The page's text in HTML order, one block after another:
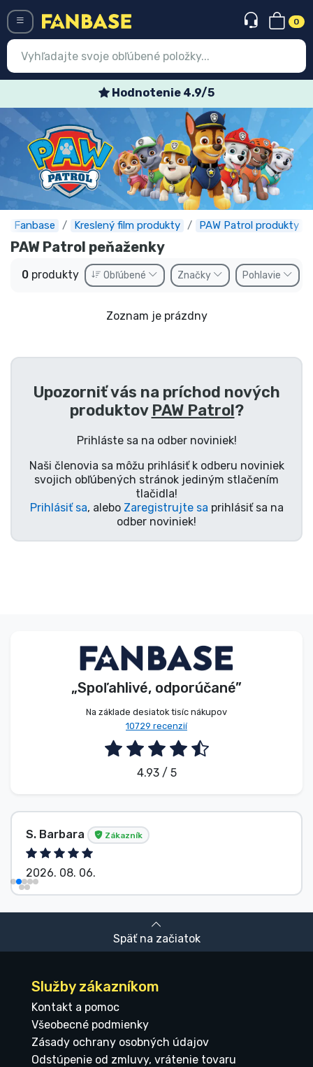
0
Hodnotenie 4.9/5
Fanbase Kreslený film produkty PAW Patrol produkty
PAW Patrol peňaženky
0 produkty Obľúbené Značky Pohlavie
Zoznam je prázdny
Upozorniť vás na príchod nových
produktov PAW Patrol?
Prihláste sa na odber noviniek!
Naši členovia sa môžu prihlásiť k odberu noviniek
svojich obľúbených stránok jediným stlačením
tlačidla!
Prihlásiť sa, alebo Zaregistrujte sa prihlásiť sa na
odber noviniek!
„Spoľahlivé, odporúčané”
Na základe desiatok tisíc nákupov
10729 recenzií
4.93 / 5
S. Barbara Zákazník
2026. 08. 06.
Späť na začiatok
Služby zákazníkom
Kontakt a pomoc
Všeobecné podmienky
Zásady ochrany osobných údajov
Odstúpenie od zmluvy, vrátenie tovaru
Prihlásiť sa Registrácia
Najnovšie
Akcie
Expresná preprava
Predobjednávky
Outlet produkty
Preprava a platba
Zoradiť podľa série
Zoradiť podľa filmov
Zoradiť podľa karikatúry
Zoradiť podľa Anime
Zoradiť podľa hier
Typy výrobkov